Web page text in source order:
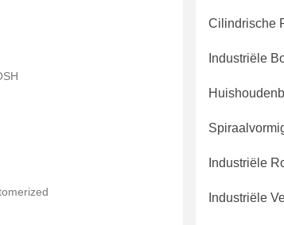
Cilindrische
Industriële
Industriële
Industriële